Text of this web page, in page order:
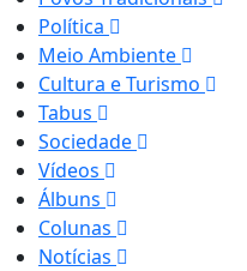
Política
Meio Ambiente
Cultura e Turismo
Tabus
Sociedade
Vídeos
Álbuns
Colunas
Notícias